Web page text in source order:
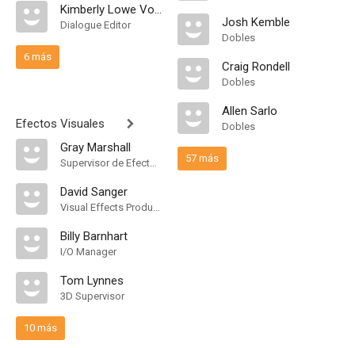
Kimberly Lowe Voigt
Dialogue Editor
6 más
Efectos Visuales
Gray Marshall
Supervisor de Efectos Visuales
David Sanger
Visual Effects Producer
Billy Barnhart
I/O Manager
Tom Lynnes
3D Supervisor
10 más
Josh Kemble
Dobles
Craig Rondell
Dobles
Allen Sarlo
Dobles
57 más